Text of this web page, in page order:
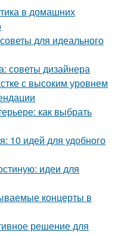
в домашних
для идеального
советы дизайнера
с высоким уровнем
как выбрать
10 идей для удобного
идеи для
концерты в
решение для